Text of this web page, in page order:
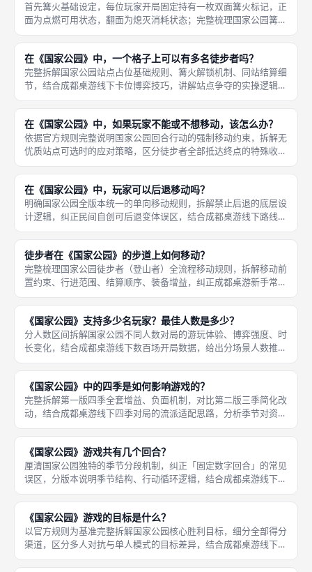
首先篝火基础设定，每位玩家开局固定持有一枚双面篝火标记，正
面为点燃可用状态，翻面为熄灭消耗状态；完整梳理国家公园篝火
标记的获取、使用、重置、约束全流程，区分本体与黄昏扩展的篝
火统一规则，结合成都桌游线下卡位战术讲解篝火最优使用时机。
无任何途
在《国家公园》中，一个格子上可以有多名徒步者吗？
完整拆解国家公园站点占位基础规则、篝火解锁机制、同站结算细
节，结合成都桌游线下卡位博弈技巧，讲解站点争夺的实操逻辑。
首先基础占位硬性约束，步道每一处站点格子默认仅允许放置一枚
徒步者人偶，无论是否为同一名玩家的两名徒步者、不同玩家的人
偶，都不
在《国家公园》中，如果玩家不能或不想移动，该怎么办？
依据官方规则完整说明国家公园回合行动的强制移动约束，拆解无
优质站点可选时的应对策略，区分徒步者全部抵达终点的特殊收尾
场景，纠正新手「原地跳过回合」的误区。首先核心强制移动规
则，只要玩家至少还有一名徒步者未抵达步道终点，轮到自身回合
时就必须选
在《国家公园》中，玩家可以后退移动吗？
明确国家公园全版本统一的单向移动规则，拆解禁止后退的底层设
计逻辑，纠正民间自创可后退变体误区，结合成都桌游线下路线规
划技巧讲解单向行进的策略取舍。首先核心硬性规则，无论第一
版、第二版本体，或是黄昏、野生动物全部扩展，不存在任何允许
徒步者后退
徒步者在《国家公园》的步道上如何移动？
完整梳理国家公园徒步者（登山者）全流程移动规则，拆解移动前
置约束、行进范围、结算顺序、装备增益，纠正成都桌游新手常见
移动误区，标准化行进操作步骤。首先基础移动硬性约束，轮到玩
家回合时，仅可选择自身两名徒步者中的其中一名执行移动，单回
合禁止同
《国家公园》支持多少名玩家？最佳人数是多少？
分人数区间拆解国家公园不同人数对局的游玩体验、博弈强度、时
长变化，结合成都桌游线下数百场开局数据，给出分场景人数推荐
与线下约玩建议。黄昏扩展、野生动物扩展不改变人数上限，依旧
支持1至5人，无额外人数增减限制。 首先官方标准适配人数，本
体基础
《国家公园》中的四季是如何影响游戏的？
完整拆解第一版四季全套增益、负面机制，对比第二版三季简化改
动，结合成都桌游线下四季对局的流派适配思路，分析季节对资源
规划、路线选择的全局影响。首先第一版四季分阶段完整效果，第
一春季：雨水天气标记数量翻倍，水资源站点产出+1，水壶填充效
率大幅
《国家公园》游戏共有几个回合？
厘清国家公园独特的季节分段机制，纠正「固定数字回合」的常见
误区，分版本说明季节结构、行动循环逻辑，结合成都桌游线下对
局流程讲解对局节奏划分。首先核心机制结论，本作没有传统桌
游。 2、3固定编号的全局回合，采用「季节大阶段+玩家轮流行
动」双层
《国家公园》游戏的目标是什么？
以官方规则为基准完整拆解国家公园核心胜利目标，细分全部得分
渠道，区分多人对抗与单人模式的目标差异，结合成都桌游线下上
分思路讲解高分运营逻辑。首先多人对局统一核心目标，所有2至5